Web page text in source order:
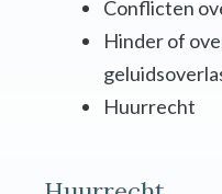
Conflicten
Hinder of
Huurrecht